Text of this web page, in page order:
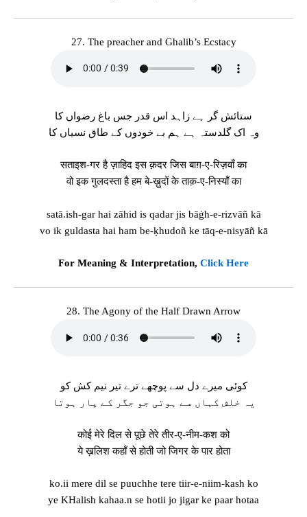
27. The preacher and Ghalib’s Ecstacy
ستائش گر ہے زاہد اس قدر جس باغ رضواں کا
وہ اک گلدستہ ہے ہم بے خودوں کے طاق نسیاں کا
सताइश-गर है ज़ाहिद इस क़दर जिस बाग़-ए-रिज़वाँ का
वो इक गुलदस्ता है हम बे-ख़ुदों के ताक़-ए-निस्याँ का
satā.ish-gar hai zāhid is qadar jis bāġh-e-rizvāñ kā
vo ik guldasta hai ham be-ḳhudoñ ke tāq-e-nisyāñ kā
For Meaning & Interpretation, Click Here
28. The Agony of the Half Drawn Arrow
کوئی میرے دل سے پوچھے ترے تیر نیم کش کو
یہ خلش کہاں سے ہوتی جو جگر کے پار ہوتا
कोई मेरे दिल से पूछे तेरे तीर-ए-नीम-कश को
ये ख़लिश कहाँ से होती जो जिगर के पार होता
ko.ii mere dil se puuchhe tere tiir-e-niim-kash ko
ye KHalish kahaa.n se hotii jo jigar ke paar hotaa